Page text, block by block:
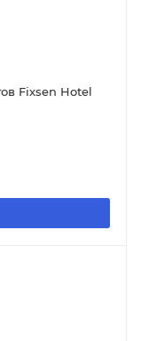
Fixsen Hotel